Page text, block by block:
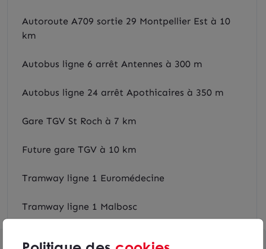
Autoroute A709 sortie 29 Montpellier Est à 10
km
Autobus ligne 6 arrêt Antennes à 300 m
Autobus ligne 24 arrêt Apothicaires à 350 m
Gare TGV St Roch à 7 km
Future gare TGV à 10 km
Tramway ligne 1 Euromédecine
Tramway ligne 1 Malbosc